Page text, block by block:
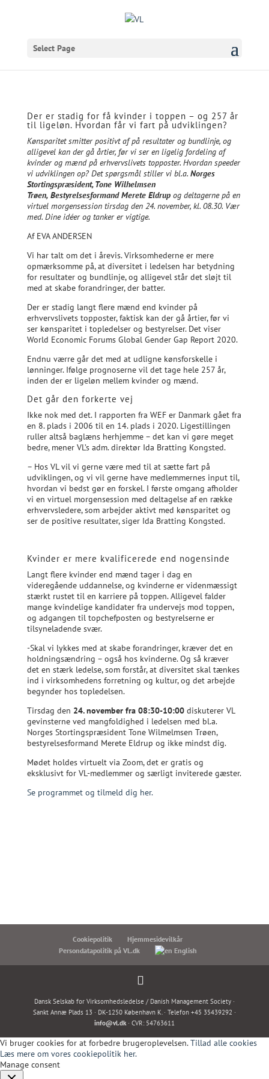
Select Page
Der er stadig for få kvinder i toppen – og 257 år
til ligeløn. Hvordan får vi fart på udviklingen?
Kønsparitet smitter positivt af på resultater og bundlinje, og
alligevel kan der gå årtier, før vi ser en ligelig fordeling af
kvinder og mænd på erhvervslivets topposter. Hvordan speeder
vi udviklingen op? Det spørgsmål stiller vi bl.a. Norges
Stortingspræsident, Tone Wilhelmsen
Trøen, Bestyrelsesformand Merete Eldrupog deltagerne på en
virtuel morgensession tirsdag den 24. november, kl. 08.30. Vær
med. Dine idéer og tanker er vigtige.
Af EVA ANDERSEN
Vi har talt om det i årevis. Virksomhederne er mere
opmærksomme på, at diversitet i ledelsen har betydning
for resultater og bundlinje, og alligevel står det sløjt til
med at skabe forandringer, der batter.
Der er stadig langt flere mænd end kvinder på
erhvervslivets topposter, faktisk kan der gå årtier, før vi
ser kønsparitet i topledelser og bestyrelser. Det viser
World Economic Forums Global Gender Gap Report 2020.
Endnu værre går det med at udligne kønsforskelle i
lønninger. Ifølge prognoserne vil det tage hele 257 år,
inden der er ligeløn mellem kvinder og mænd.
Det går den forkerte vej
Ikke nok med det. I rapporten fra WEF er Danmark gået fra
en 8. plads i 2006 til en 14. plads i 2020. Ligestillingen
ruller altså baglæns herhjemme – det kan vi gøre meget
bedre, mener VL’s adm. direktør Ida Bratting Kongsted.
– Hos VL vil vi gerne være med til at sætte fart på
udviklingen, og vi vil gerne have medlemmernes input til,
hvordan vi bedst gør en forskel. I første omgang afholder
vi en virtuel morgensession med deltagelse af en række
erhvervsledere, som arbejder aktivt med kønsparitet og
ser de positive resultater, siger Ida Bratting Kongsted.
Kvinder er mere kvalificerede end nogensinde
Langt flere kvinder end mænd tager i dag en
videregående uddannelse, og kvinderne er videnmæssigt
stærkt rustet til en karriere på toppen. Alligevel falder
mange kvindelige kandidater fra undervejs mod toppen,
og adgangen til topchefposten og bestyrelserne er
tilsyneladende svær.
-Skal vi lykkes med at skabe forandringer, kræver det en
holdningsændring – også hos kvinderne. Og så kræver
det en stærk ledelse, som forstår, at diversitet skal tænkes
ind i virksomhedens forretning og kultur, og det arbejde
begynder hos topledelsen.
Tirsdag den 24. november fra 08:30-10:00diskuterer VL
gevinsterne ved mangfoldighed i ledelsen med bl.a.
Norges Stortingspræsident Tone Wilmelmsen Trøen,
bestyrelsesformand Merete Eldrup og ikke mindst dig.
Mødet holdes virtuelt via Zoom, det er gratis og
eksklusivt for VL-medlemmer og særligt inviterede gæster.
Se programmet og tilmeld dig her.
Cookiepolitik
Hjemmesidevilkår
Persondatapolitik på VL.dk
English
Dansk Selskab for Virksomhedsledelse / Danish Management Society ·
Sankt Annæ Plads 13 · DK-1250 København K. · Telefon +45 35439292 ·
info@vl.dk· CVR: 54763611
Vi bruger cookies for at forbedre brugeroplevelsen.Tillad alle cookies
Læs mere om vores cookiepolitik her.
Manage consent